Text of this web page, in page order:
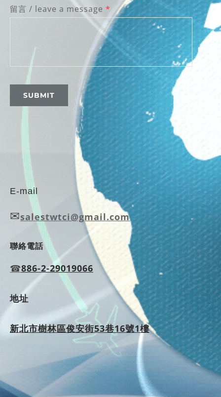
留言 / leave a message *
SUBMIT
E-mail
✉salestwtci@gmail.com
聯絡電話
☎886-2-29019066
地址
新北市樹林區俊安街53巷16號1樓